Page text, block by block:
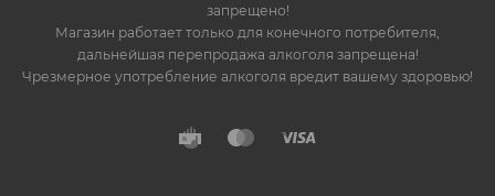
запрещено!
Магазин работает только для конечного потребителя,
дальнейшая перепродажа алкоголя запрещена!
Чрезмерное употребление алкоголя вредит вашему здоровью!